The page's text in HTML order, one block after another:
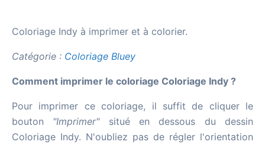
Coloriage Indy à imprimer et à colorier.
Catégorie : Coloriage Bluey
Comment imprimer le coloriage Coloriage Indy ?
Pour imprimer ce coloriage, il suffit de cliquer le
bouton "Imprimer"situé en dessous du dessin
Coloriage Indy. N'oubliez pas de régler l'orientation